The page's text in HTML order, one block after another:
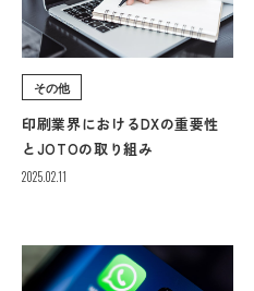
その他
印刷業界におけるDXの重要性
とJOTOの取り組み
2025.02.11